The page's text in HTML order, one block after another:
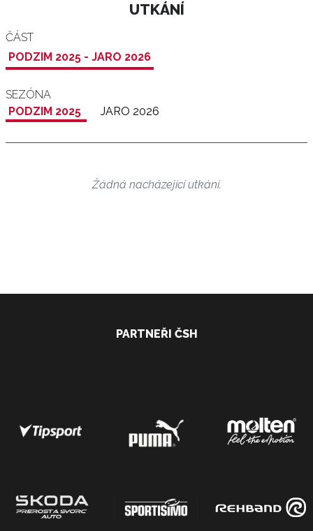
UTKÁNÍ
ČÁST
PODZIM 2025 - JARO 2026
SEZÓNA
PODZIM 2025
JARO 2026
Žádná nacházející utkání.
PARTNEŘI ČSH